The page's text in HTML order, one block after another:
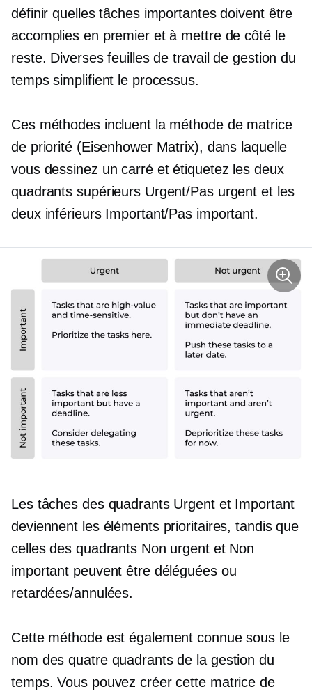
définir quelles tâches importantes doivent être
accomplies en premier et à mettre de côté le
reste. Diverses feuilles de travail de gestion du
temps simplifient le processus.
Ces méthodes incluent la méthode de matrice
de priorité (Eisenhower Matrix), dans laquelle
vous dessinez un carré et étiquetez les deux
quadrants supérieurs Urgent/Pas urgent et les
deux inférieurs Important/Pas important.
Les tâches des quadrants Urgent et Important
deviennent les éléments prioritaires, tandis que
celles des quadrants Non urgent et Non
important peuvent être déléguées ou
retardées/annulées.
Cette méthode est également connue sous le
nom des quatre quadrants de la gestion du
temps. Vous pouvez créer cette matrice de